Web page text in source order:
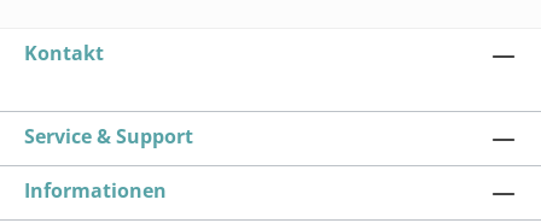
Kontakt
Service & Support
Informationen